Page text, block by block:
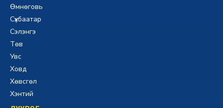
Өмнөговь
Сүхбаатар
Сэлэнгэ
Төв
Увс
Ховд
Хөвсгөл
Хэнтий